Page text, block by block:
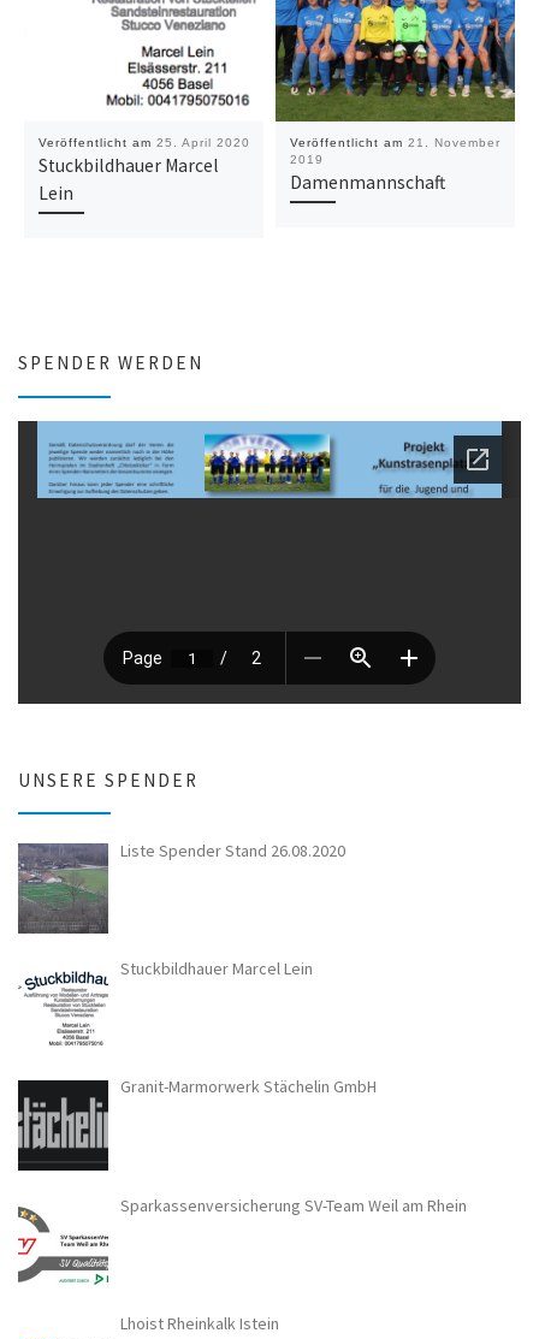
Veröffentlicht am 25. April 2020
Stuckbildhauer Marcel
Lein
Veröffentlicht am 21. November
2019
Damenmannschaft
SPENDER WERDEN
UNSERE SPENDER
Liste Spender Stand 26.08.2020
Stuckbildhauer Marcel Lein
Granit-Marmorwerk Stächelin GmbH
Sparkassenversicherung SV-Team Weil am Rhein
Lhoist Rheinkalk Istein